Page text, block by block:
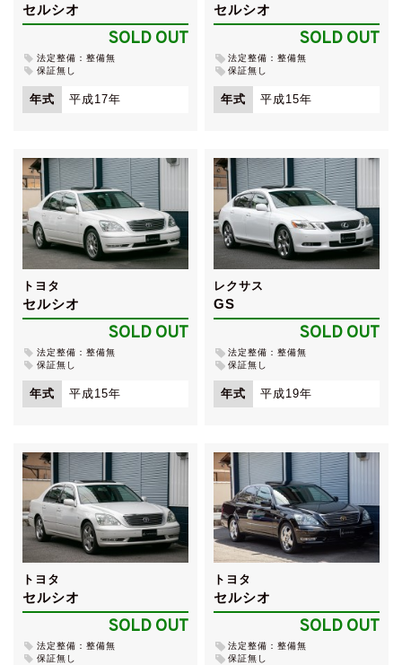
セルシオ
SOLD OUT
法定整備：整備無
保証無し
年式 平成17年
セルシオ
SOLD OUT
法定整備：整備無
保証無し
年式 平成15年
トヨタ
セルシオ
SOLD OUT
法定整備：整備無
保証無し
年式 平成15年
レクサス
GS
SOLD OUT
法定整備：整備無
保証無し
年式 平成19年
トヨタ
セルシオ
SOLD OUT
法定整備：整備無
保証無し
トヨタ
セルシオ
SOLD OUT
法定整備：整備無
保証無し